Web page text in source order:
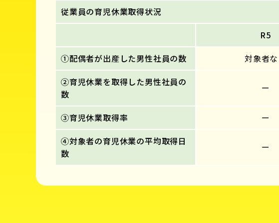
従業員の育児休業取得状況
R5
①配偶者が出産した男性社員の数
対象者
②育児休業を取得した男性社員の
数
ー
③育児休業取得率 ー
④対象者の育児休業の平均取得日
数
ー